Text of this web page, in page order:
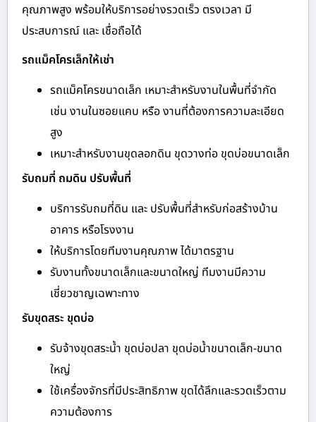
คุณภาพสูง พร้อมให้บริการอย่างรวดเร็ว ตรงเวลา มี
ประสบการณ์ และ เชื่อถือได้
รถแม็คโครเล็กให้เช่า
รถแม็คโครขนาดเล็ก เหมาะสำหรับงานในพื้นที่จำกัด
เช่น งานในซอยแคบ หรือ งานที่ต้องการความละเอียด
สูง
เหมาะสำหรับงานขุดลอกดิน ขุดวางท่อ ขุดบ่อขนาดเล็ก
รับถมที่ ถมดิน ปรับพื้นที่
บริการรับถมที่ดิน และ ปรับพื้นที่สำหรับก่อสร้างบ้าน
อาคาร หรือโรงงาน
ให้บริการโดยทีมงานคุณภาพ ได้มาตรฐาน
รับงานทั้งขนาดเล็กและขนาดใหญ่ ทีมงานมีความ
เชี่ยวชาญเฉพาะทาง
รับขุดสระ ขุดบ่อ
รับจ้างขุดสระน้ำ ขุดบ่อปลา ขุดบ่อน้ำขนาดเล็ก-ขนาด
ใหญ่
ใช้เครื่องจักรที่มีประสิทธิภาพ ขุดได้ลึกและรวดเร็วตาม
ความต้องการ